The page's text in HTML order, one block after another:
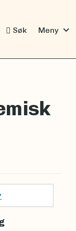
Søk Meny expand_more